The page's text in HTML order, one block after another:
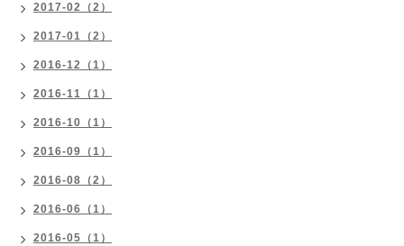
2017-02（2）
2017-01（2）
2016-12（1）
2016-11（1）
2016-10（1）
2016-09（1）
2016-08（2）
2016-06（1）
2016-05（1）